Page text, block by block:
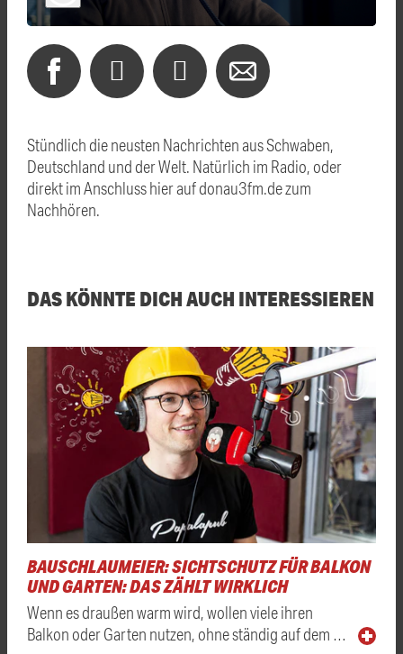
Stündlich die neusten Nachrichten aus Schwaben,
Deutschland und der Welt. Natürlich im Radio, oder
direkt im Anschluss hier auf donau3fm.de zum
Nachhören.
DAS KÖNNTE DICH AUCH INTERESSIEREN
BAUSCHLAUMEIER: SICHTSCHUTZ FÜR BALKON
UND GARTEN: DAS ZÄHLT WIRKLICH
Wenn es draußen warm wird, wollen viele ihren
Balkon oder Garten nutzen, ohne ständig auf dem …